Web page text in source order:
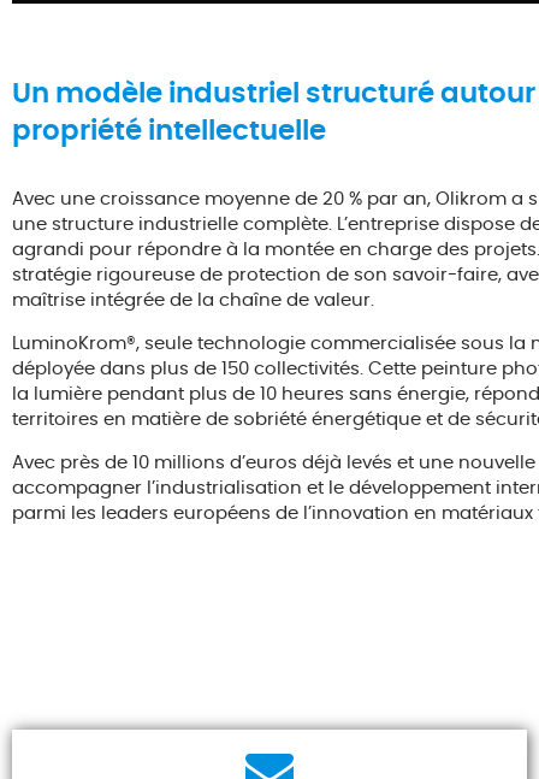
Un modèle industriel structuré
propriété intellectuelle
Avec une croissance moyenne de 20 % par an, Olikrom a
une structure industrielle complète. L’entreprise dispose
agrandi pour répondre à la montée en charge des
stratégie rigoureuse de protection de son savoir-faire,
maîtrise intégrée de la chaîne de valeur.
LuminoKrom®, seule technologie commercialisée sous la
déployée dans plus de 150 collectivités. Cette peinture
la
lumière pendant plus de 10 heures sans énergie,
territoires en matière de sobriété énergétique et de
Avec près de 10 millions d’euros déjà levés et une nouvelle
accompagner l’industrialisation et le développement
parmi les leaders européens de l’innovation en matériaux